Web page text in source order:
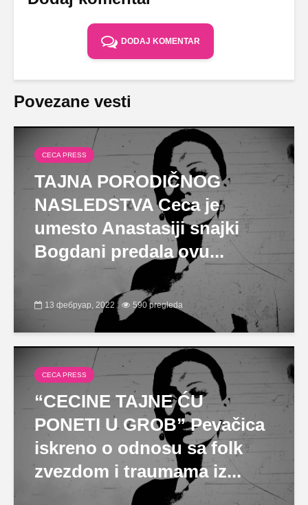
DODAJ KOMENTAR
Povezane vesti
CECA PRESS
TAJNA PORODIČNOG
NASLEDSTVA Ceca je
umesto Anastasiji snajki
Bogdani predala ovu...
13 фебруар, 2022 590 pregleda
CECA PRESS
“CECINE TAJNE ĆU
PONETI U GROB” Pevačica
iskreno o odnosu sa folk
zvezdom i traumama iz...